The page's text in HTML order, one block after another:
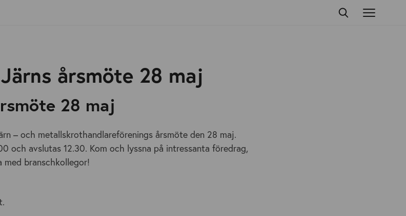
årsmöte 28 maj
28 maj
– och metallskrothandlareförenings årsmöte den 28 maj.
och avslutas 12.30. Kom och lyssna på intressanta föredrag,
med branschkollegor!